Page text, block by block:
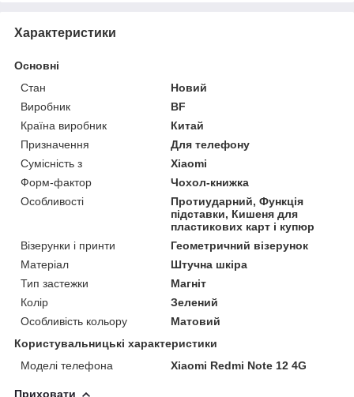
Характеристики
Основні
Стан
Новий
Виробник
BF
Країна виробник
Китай
Призначення
Для телефону
Сумісність з
Xiaomi
Форм-фактор
Чохол-книжка
Особливості
Протиударний, Функція
підставки, Кишеня для
пластикових карт і купюр
Візерунки і принти
Геометричний візерунок
Матеріал
Штучна шкіра
Тип застежки
Магніт
Колір
Зелений
Особливість кольору
Матовий
Користувальницькі характеристики
Моделі телефона
Xiaomi Redmi Note 12 4G
Приховати